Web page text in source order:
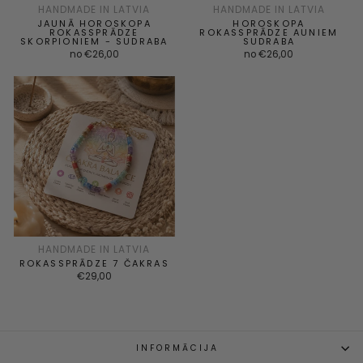
HANDMADE IN LATVIA
JAUNĀ HOROSKOPA
ROKASSPRĀDZE
SKORPIONIEM - SUDRABA
no €26,00
HANDMADE IN LATVIA
HOROSKOPA
ROKASSPRĀDZE AUNIEM
SUDRABA
no €26,00
HANDMADE IN LATVIA
ROKASSPRĀDZE 7 ČAKRAS
€29,00
INFORMĀCIJA
esemeid.
Sisselogimine